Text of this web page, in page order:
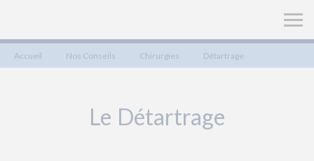
Accueil Nos Conseils Chirurgies Détartrage
Le Détartrage